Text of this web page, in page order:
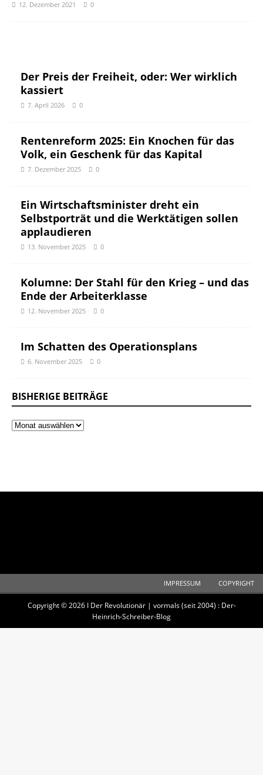
12. Dezember 2021 0
Der Preis der Freiheit, oder: Wer wirklich
kassiert
7. April 2026 0
Rentenreform 2025: Ein Knochen für das
Volk, ein Geschenk für das Kapital
7. Dezember 2025 0
Ein Wirtschaftsminister dreht ein
Selbstporträt und die Werktätigen sollen
applaudieren
13. November 2025 0
Kolumne: Der Stahl für den Krieg – und das
Ende der Arbeiterklasse
12. November 2025 0
Im Schatten des Operationsplans
6. November 2025 0
BISHERIGE BEITRÄGE
IMPRESSUM COPYRIGHT
Copyright © 2026 I Der Revolutionär | vormals (seit 2004) : Der-
Heinrich-Schreiber-Blog